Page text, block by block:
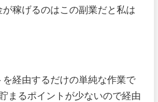
稼げるのはこの副業だと私は
経由するだけの単純な作業で
まるポイントが少ないので経由